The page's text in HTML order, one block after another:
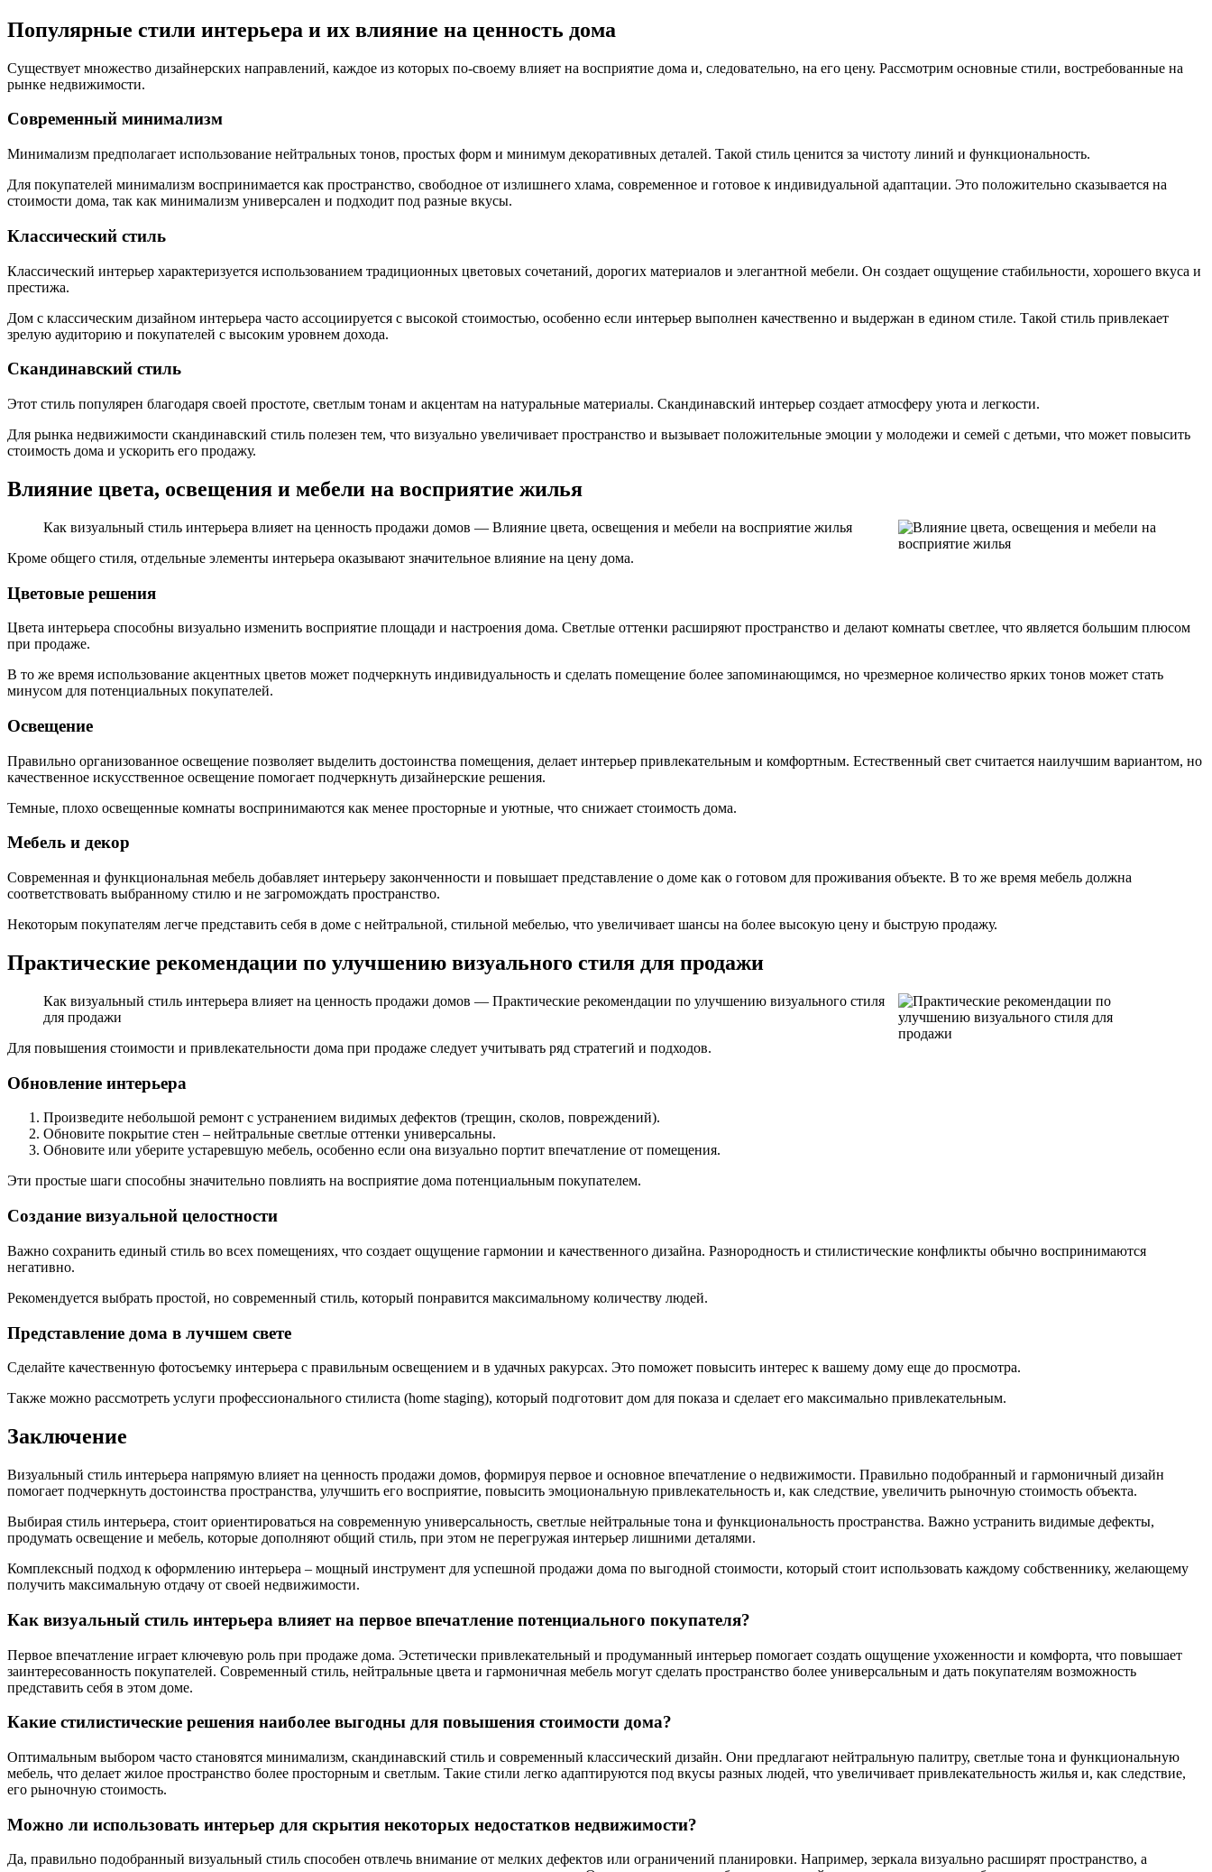
Популярные стили интерьера и их влияние на ценность дома
Существует множество дизайнерских направлений, каждое из которых по-своему влияет на восприятие дома и, следовательно, на его цену. Рассмотрим основные стили, востребованные на
рынке недвижимости.
Современный минимализм
Минимализм предполагает использование нейтральных тонов, простых форм и минимум декоративных деталей. Такой стиль ценится за чистоту линий и функциональность.
Для покупателей минимализм воспринимается как пространство, свободное от излишнего хлама, современное и готовое к индивидуальной адаптации. Это положительно сказывается на
стоимости дома, так как минимализм универсален и подходит под разные вкусы.
Классический стиль
Классический интерьер характеризуется использованием традиционных цветовых сочетаний, дорогих материалов и элегантной мебели. Он создает ощущение стабильности, хорошего вкуса и
престижа.
Дом с классическим дизайном интерьера часто ассоциируется с высокой стоимостью, особенно если интерьер выполнен качественно и выдержан в едином стиле. Такой стиль привлекает
зрелую аудиторию и покупателей с высоким уровнем дохода.
Скандинавский стиль
Этот стиль популярен благодаря своей простоте, светлым тонам и акцентам на натуральные материалы. Скандинавский интерьер создает атмосферу уюта и легкости.
Для рынка недвижимости скандинавский стиль полезен тем, что визуально увеличивает пространство и вызывает положительные эмоции у молодежи и семей с детьми, что может повысить
стоимость дома и ускорить его продажу.
Влияние цвета, освещения и мебели на восприятие жилья
Как визуальный стиль интерьера влияет на ценность продажи домов — Влияние цвета, освещения и мебели на восприятие жилья
Кроме общего стиля, отдельные элементы интерьера оказывают значительное влияние на цену дома.
Цветовые решения
Цвета интерьера способны визуально изменить восприятие площади и настроения дома. Светлые оттенки расширяют пространство и делают комнаты светлее, что является большим плюсом
при продаже.
В то же время использование акцентных цветов может подчеркнуть индивидуальность и сделать помещение более запоминающимся, но чрезмерное количество ярких тонов может стать
минусом для потенциальных покупателей.
Освещение
Правильно организованное освещение позволяет выделить достоинства помещения, делает интерьер привлекательным и комфортным. Естественный свет считается наилучшим вариантом, но
качественное искусственное освещение помогает подчеркнуть дизайнерские решения.
Темные, плохо освещенные комнаты воспринимаются как менее просторные и уютные, что снижает стоимость дома.
Мебель и декор
Современная и функциональная мебель добавляет интерьеру законченности и повышает представление о доме как о готовом для проживания объекте. В то же время мебель должна
соответствовать выбранному стилю и не загромождать пространство.
Некоторым покупателям легче представить себя в доме с нейтральной, стильной мебелью, что увеличивает шансы на более высокую цену и быструю продажу.
Практические рекомендации по улучшению визуального стиля для продажи
Как визуальный стиль интерьера влияет на ценность продажи домов — Практические рекомендации по улучшению визуального стиля
для продажи
Для повышения стоимости и привлекательности дома при продаже следует учитывать ряд стратегий и подходов.
Обновление интерьера
Произведите небольшой ремонт с устранением видимых дефектов (трещин, сколов, повреждений).
Обновите покрытие стен – нейтральные светлые оттенки универсальны.
Обновите или уберите устаревшую мебель, особенно если она визуально портит впечатление от помещения.
Эти простые шаги способны значительно повлиять на восприятие дома потенциальным покупателем.
Создание визуальной целостности
Важно сохранить единый стиль во всех помещениях, что создает ощущение гармонии и качественного дизайна. Разнородность и стилистические конфликты обычно воспринимаются
негативно.
Рекомендуется выбрать простой, но современный стиль, который понравится максимальному количеству людей.
Представление дома в лучшем свете
Сделайте качественную фотосъемку интерьера с правильным освещением и в удачных ракурсах. Это поможет повысить интерес к вашему дому еще до просмотра.
Также можно рассмотреть услуги профессионального стилиста (home staging), который подготовит дом для показа и сделает его максимально привлекательным.
Заключение
Визуальный стиль интерьера напрямую влияет на ценность продажи домов, формируя первое и основное впечатление о недвижимости. Правильно подобранный и гармоничный дизайн
помогает подчеркнуть достоинства пространства, улучшить его восприятие, повысить эмоциональную привлекательность и, как следствие, увеличить рыночную стоимость объекта.
Выбирая стиль интерьера, стоит ориентироваться на современную универсальность, светлые нейтральные тона и функциональность пространства. Важно устранить видимые дефекты,
продумать освещение и мебель, которые дополняют общий стиль, при этом не перегружая интерьер лишними деталями.
Комплексный подход к оформлению интерьера – мощный инструмент для успешной продажи дома по выгодной стоимости, который стоит использовать каждому собственнику, желающему
получить максимальную отдачу от своей недвижимости.
Как визуальный стиль интерьера влияет на первое впечатление потенциального покупателя?
Первое впечатление играет ключевую роль при продаже дома. Эстетически привлекательный и продуманный интерьер помогает создать ощущение ухоженности и комфорта, что повышает
заинтересованность покупателей. Современный стиль, нейтральные цвета и гармоничная мебель могут сделать пространство более универсальным и дать покупателям возможность
представить себя в этом доме.
Какие стилистические решения наиболее выгодны для повышения стоимости дома?
Оптимальным выбором часто становятся минимализм, скандинавский стиль и современный классический дизайн. Они предлагают нейтральную палитру, светлые тона и функциональную
мебель, что делает жилое пространство более просторным и светлым. Такие стили легко адаптируются под вкусы разных людей, что увеличивает привлекательность жилья и, как следствие,
его рыночную стоимость.
Можно ли использовать интерьер для скрытия некоторых недостатков недвижимости?
Да, правильно подобранный визуальный стиль способен отвлечь внимание от мелких дефектов или ограничений планировки. Например, зеркала визуально расширят пространство, а